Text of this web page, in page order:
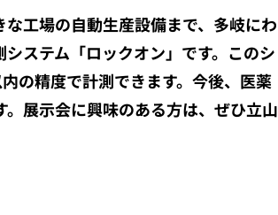
工場の自動生産設備まで、多岐にわ
ステム「ロックオン」です。このシ
の精度で計測できます。今後、医薬
展示会に興味のある方は、ぜひ立山